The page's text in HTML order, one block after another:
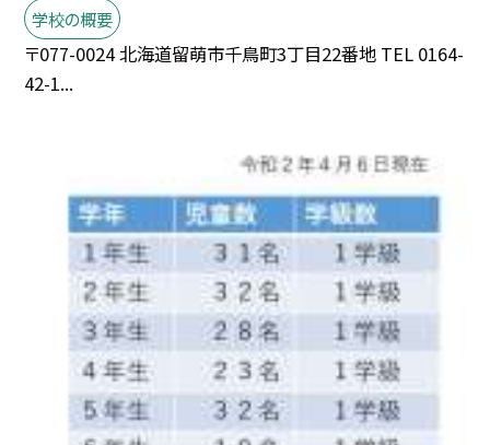
学校の概要
〒077-0024 北海道留萌市千鳥町3丁目22番地 TEL 0164-
42-1...